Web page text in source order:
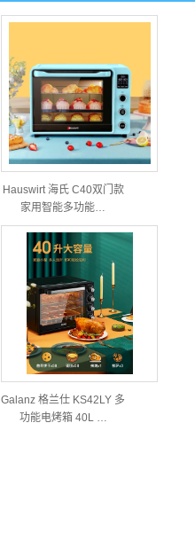
Hauswirt 海氏 C40双门款
家用智能多功能…
Galanz 格兰仕 KS42LY 多
功能电烤箱 40L …